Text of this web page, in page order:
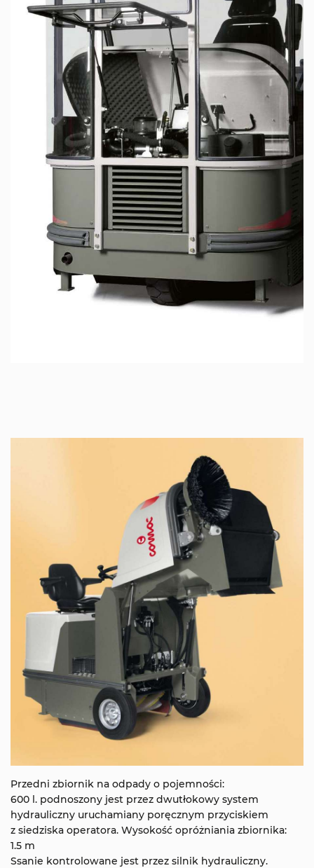
Przedni zbiornik na odpady o pojemności:
600 l. podnoszony jest przez dwutłokowy system
hydrauliczny uruchamiany poręcznym przyciskiem
z siedziska operatora. Wysokość opróżniania zbiornika:
1.5 m
Ssanie kontrolowane jest przez silnik hydrauliczny.